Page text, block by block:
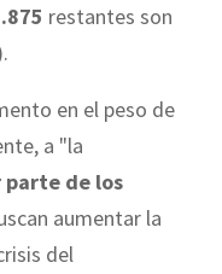
restantes son
en el peso de
a "la
parte de los
aumentar la
del